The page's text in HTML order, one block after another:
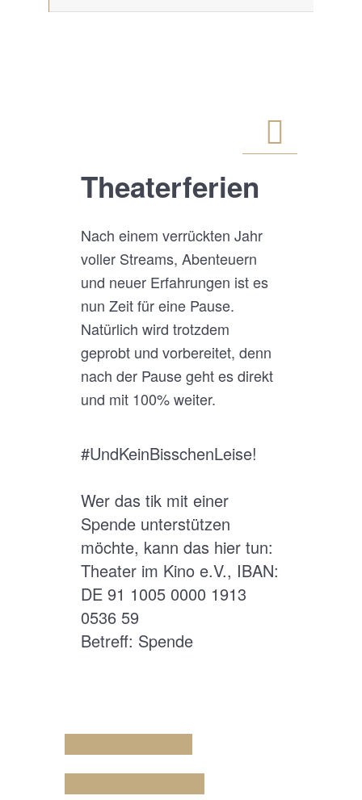
Theaterferien
Nach einem verrückten Jahr
voller Streams, Abenteuern
und neuer Erfahrungen ist es
nun Zeit für eine Pause.
Natürlich wird trotzdem
geprobt und vorbereitet, denn
nach der Pause geht es direkt
und mit 100% weiter.
#UndKeinBisschenLeise!
Wer das tik mit einer
Spende unterstützen
möchte, kann das hier tun:
Theater im Kino e.V., IBAN:
DE 91 1005 0000 1913
0536 59
Betreff: Spende